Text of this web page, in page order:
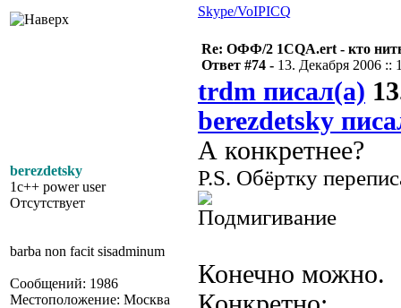
Skype/VoIPICQ
berezdetsky
1c++ power user
Отсутствует
barba non facit sisadminum
Сообщений: 1986
Местоположение: Москва
Re: ОФФ/2 1CQA.ert - кто
Ответ #74 - 13. Декабря 2006 ::
trdm писал(а)
berezdetsky
А конкретнее?
P.S. Обёртку
Конечно можно.